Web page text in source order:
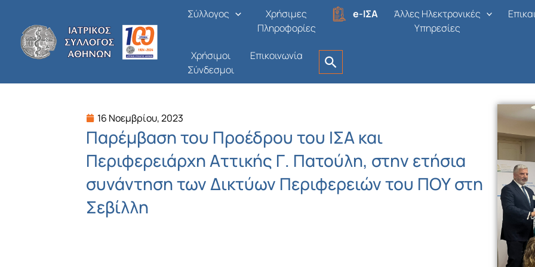
περιεχόμενο
Σύλλογος
Χρήσιμες
Πληροφορίες
e-ΙΣΑ
Άλλες Ηλεκτρονικές
Υπηρεσίες
Χρήσιμοι
Σύνδεσμοι
Επικοινωνία
16 Νοεμβρίου, 2023
Παρέμβαση του Προέδρου του ΙΣΑ και
Περιφερειάρχη Αττικής Γ. Πατούλη, στην ετήσια
συνάντηση των Δικτύων Περιφερειών του ΠΟΥ στη
Σεβίλλη